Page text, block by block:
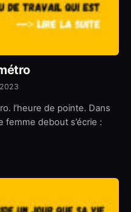
l’heure de pointe. Dans
femme debout s’écrie :